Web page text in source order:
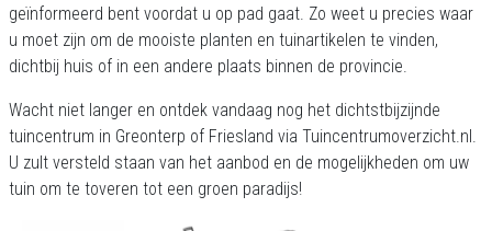
geïnformeerd bent voordat u op pad gaat. Zo weet u precies waar
u moet zijn om de mooiste planten en tuinartikelen te vinden,
dichtbij huis of in een andere plaats binnen de provincie.
Wacht niet langer en ontdek vandaag nog het dichtstbijzijnde
tuincentrum in Greonterp of Friesland via Tuincentrumoverzicht.nl.
U zult versteld staan van het aanbod en de mogelijkheden om uw
tuin om te toveren tot een groen paradijs!